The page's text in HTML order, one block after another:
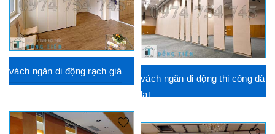
vách ngăn di động rạch giá
vách ngăn di động thi công đà
lạt